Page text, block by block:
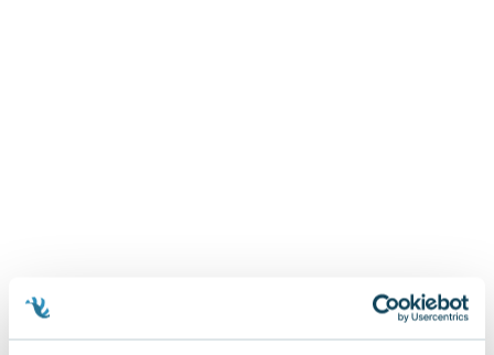
Joanna Racewicz
Maria Seweryn